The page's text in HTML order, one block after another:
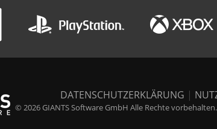
DATENSCHUTZERKLÄRUNG |
© 2026 GIANTS Software GmbH Alle Rechte